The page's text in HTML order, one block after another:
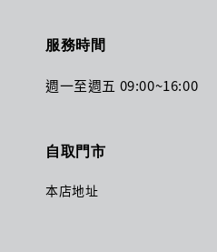
服務時間
週一至週五 09:00~16:00
自取門市
本店地址